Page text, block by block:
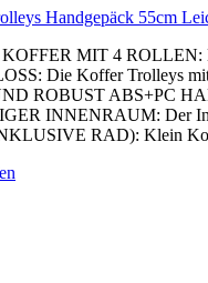
Handgepäck 55cm
MIT 4 ROLLEN:
Die Koffer Trolleys
ROBUST ABS+PC
INNENRAUM: Der
RAD): Klein